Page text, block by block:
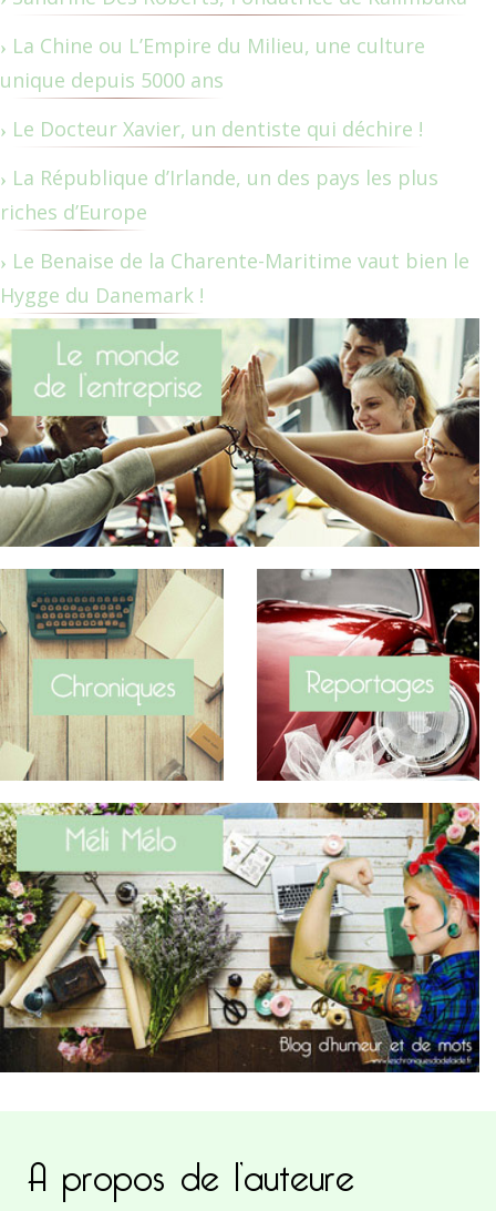
La Chine ou L’Empire du Milieu, une culture
unique depuis 5000 ans
Le Docteur Xavier, un dentiste qui déchire !
La République d’Irlande, un des pays les plus
riches d’Europe
Le Benaise de la Charente-Maritime vaut bien le
Hygge du Danemark !
A propos de l’auteure